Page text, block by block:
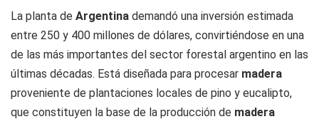
La planta de Argentina demandó una inversión estimada
entre 250 y 400 millones de dólares, convirtiéndose en una
de las más importantes del sector forestal argentino en las
últimas décadas. Está diseñada para procesar madera
proveniente de plantaciones locales de pino y eucalipto,
que constituyen la base de la producción de madera